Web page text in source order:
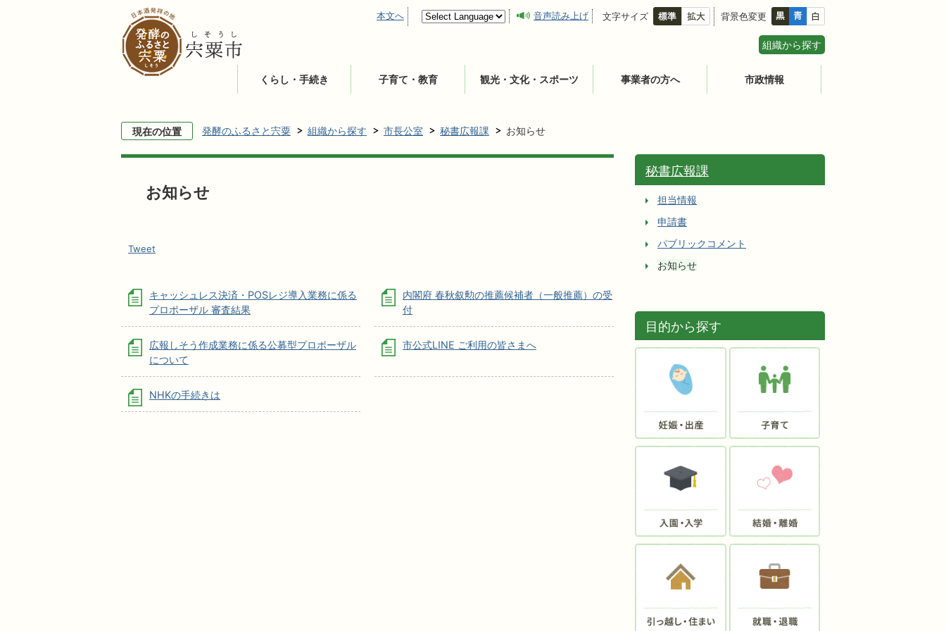
本文へ 音声読み上げ 文字サイズ 背景色変更
組織から探す
くらし・手続き 子育て・教育 観光・文化・スポーツ 事業者の方へ 市政情報
現在の位置 発酵のふるさと宍粟 組織から探す 市長公室 秘書広報課 お知らせ
お知らせ
Tweet
キャッシュレス決済・POSレジ導入業務に係る
プロポーザル 審査結果
内閣府 春秋叙勲の推薦候補者（一般推薦）の受
付
広報しそう作成業務に係る公募型プロポーザル
について
市公式LINE ご利用の皆さまへ
NHKの手続きは
秘書広報課
担当情報
申請書
パブリックコメント
お知らせ
目的から探す